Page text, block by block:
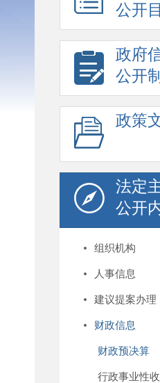
公开
政府
公开
政策
法定
公开
组织机构
人事信息
建议提案办理
财政信息
财政预决算
行政事业性